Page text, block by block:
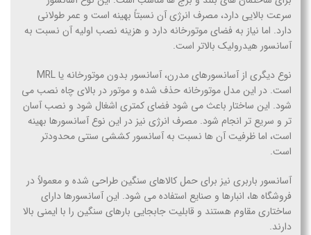
سرعت بالایی دارد، مصرف انرژی آن نسبتاً بهینه است و عمر طولانی
دارد. اما نیاز به فضای موتورخانه دارد و هزینه نصب اولیه آن نسبت به
آسانسور هیدرولیک بالاتر است.
نوع دیگری از آسانسورهای مدرن، آسانسور بدون موتورخانه یا MRL
است. در این مدل موتورخانه حذف شده و موتور در بالای چاه نصب می
شود. این ساختار باعث می شود فضای کمتری اشغال شود و نصب آسان
تر و سریع تر انجام شود. مصرف انرژی نیز در این نوع آسانسورها بهینه
است، اما ظرفیت آن ها نسبت به آسانسور کششی سنتی محدودتر
است.
آسانسور باربری نیز برای حمل کالاهای سنگین طراحی شده و معمولاً در
فروشگاه ها، انبارها و صنایع استفاده می شود. این آسانسورها دارای
ساختاری مقاوم هستند و قابلیت جابجایی بارهای سنگین را با ایمنی بالا
دارند.